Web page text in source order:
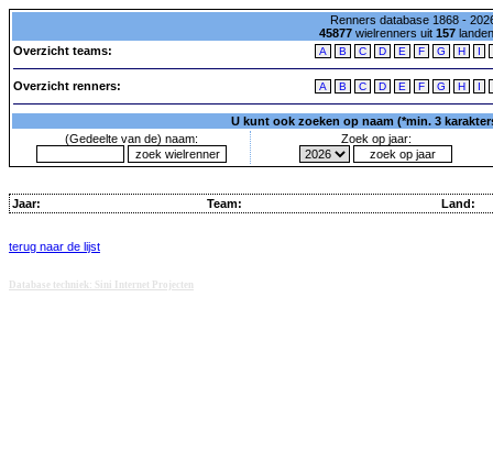
Renners database 1868 -
45877wielrenners uit 157
Overzicht teams:
A B C D E F G H I
Overzicht renners: A B C D E F G H I
U kunt ook zoeken op naam (*min. 3
(Gedeelte van de) naam:
Zoek op jaar:
Jaar: Team: Land:
terug naar de lijst
Database techniek: Sini Internet Projecten